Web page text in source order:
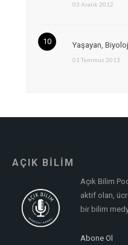
03 Aralık 2012
Yaşayan,
01 Temmuz 2013
AÇIK BİLİM
Açık Bilim
aktif olan,
bir bilim
Abone Ol